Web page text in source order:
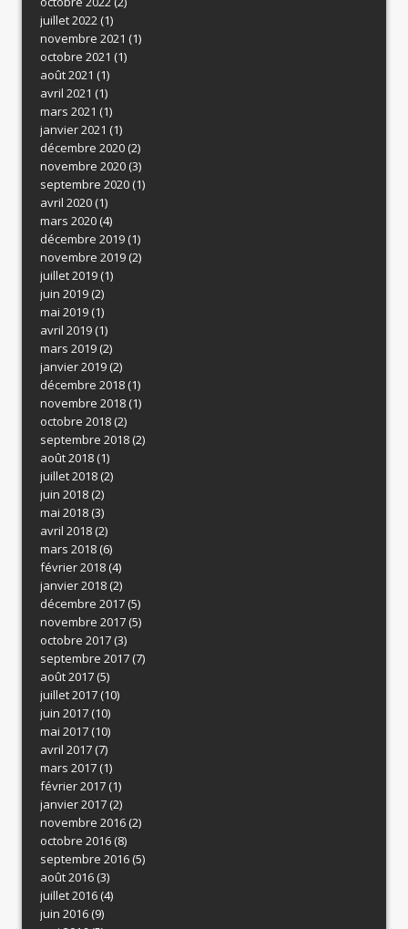
juillet 2022(1)
novembre 2021 (1)
octobre 2021 (1)
août 2021 (1)
avril 2021 (1)
mars 2021 (1)
janvier 2021 (1)
décembre 2020(2)
novembre 2020(3)
septembre 2020(1)
avril 2020(1)
mars 2020(4)
décembre 2019(1)
novembre 2019(2)
juillet 2019(1)
juin 2019(2)
mai 2019(1)
avril 2019(1)
mars 2019(2)
janvier 2019(2)
décembre 2018(1)
novembre 2018(1)
octobre 2018(2)
septembre 2018(2)
août 2018(1)
juillet 2018(2)
juin 2018(2)
mai 2018(3)
avril 2018(2)
mars 2018(6)
février 2018(4)
janvier 2018(2)
décembre 2017(5)
novembre 2017(5)
octobre 2017(3)
septembre 2017(7)
août 2017(5)
juillet 2017(10)
juin 2017(10)
mai 2017(10)
avril 2017(7)
mars 2017(1)
février 2017(1)
janvier 2017(2)
novembre 2016(2)
octobre 2016(8)
septembre 2016(5)
août 2016(3)
juillet 2016(4)
juin 2016(9)